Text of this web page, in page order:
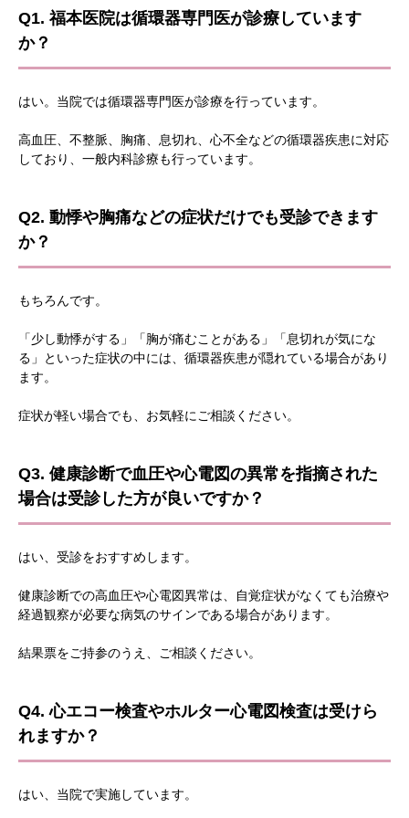
Q1. 福本医院は循環器専門医が診療しています
か？
はい。当院では循環器専門医が診療を行っています。
高血圧、不整脈、胸痛、息切れ、心不全などの循環器疾患に対応
しており、一般内科診療も行っています。
Q2. 動悸や胸痛などの症状だけでも受診できます
か？
もちろんです。
「少し動悸がする」「胸が痛むことがある」「息切れが気にな
る」といった症状の中には、循環器疾患が隠れている場合があり
ます。
症状が軽い場合でも、お気軽にご相談ください。
Q3. 健康診断で血圧や心電図の異常を指摘された
場合は受診した方が良いですか？
はい、受診をおすすめします。
健康診断での高血圧や心電図異常は、自覚症状がなくても治療や
経過観察が必要な病気のサインである場合があります。
結果票をご持参のうえ、ご相談ください。
Q4. 心エコー検査やホルター心電図検査は受けら
れますか？
はい、当院で実施しています。